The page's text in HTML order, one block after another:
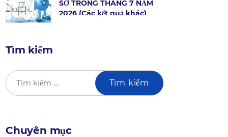
SỞ TRONG THÁNG 7 NĂM
2026 (Các kết quả khác)
Tìm kiếm
Chuyên mục